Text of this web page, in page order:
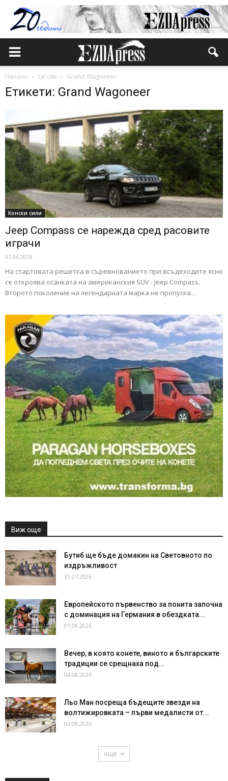
Начало тагове Grand Wagoneer
Етикети: Grand Wagoneer
Конски сили
Jeep Compass се нарежда сред расовите
играчи
07.06.2018
На стартовата решетка в съревнованието при всъдеходите ясно
се откроява осанката на американския SUV - Jeep Compass.
Второто поколение на легендарната марка не пропуска...
Виж още
Бутиб ще бъде домакин на Световното по
издръжливост
31.07.2026
Европейското първенство за понита започна
с доминация на Германия в обездката...
01.08.2026
Вечер, в която конете, виното и българските
традиции се срещнаха под...
04.08.2026
Льо Ман посреща бъдещите звезди на
волтижировката – първи медалисти от...
02.08.2026
още